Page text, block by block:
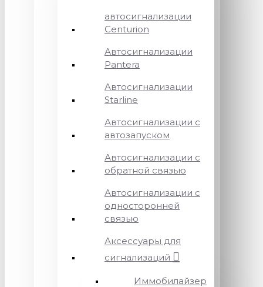
автосигнализации
Centurion
Автосигнализации
Pantera
Автосигнализации
Starline
Автосигнализации с
автозапуском
Автосигнализации с
обратной связью
Автосигнализации с
односторонней
связью
Аксессуары для
сигнализаций
Иммобилайзер